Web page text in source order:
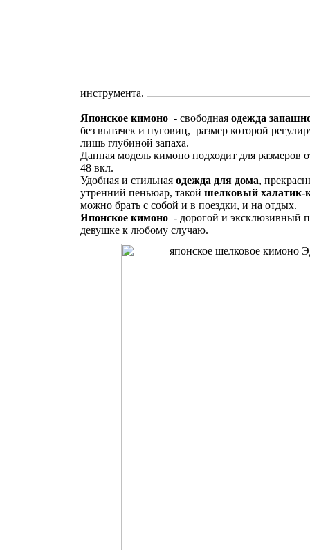
инструмента.
Японское кимоно - свободная одежда
без вытачек и пуговиц, размер которой
лишь глубиной запаха.
Данная модель кимоно подходит для размеров
48 вкл.
Удобная и стильная одежда для дома,
утренний пеньюар, такой шелковый халатик-
можно брать с собой и в поездки, и на отдых.
Японское кимоно- дорогой и эксклюзивный
девушке к любому случаю.